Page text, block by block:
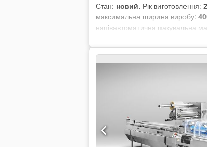
Стан: новий, Рік виготовлення:
максимальна ширина виробу:
напівавтоматична пакувальна
машина займає мінімум місця.
годину – Розміри
мм – Розміри входу в тунель:
машини: 286 кг (нетто) –